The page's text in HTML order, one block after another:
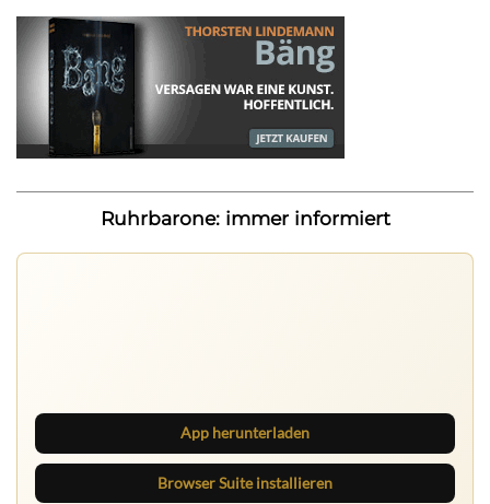
Ruhrbarone: immer informiert
App herunterladen
Browser Suite installieren